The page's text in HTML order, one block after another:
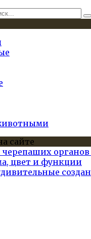
сайте
цвет и функции